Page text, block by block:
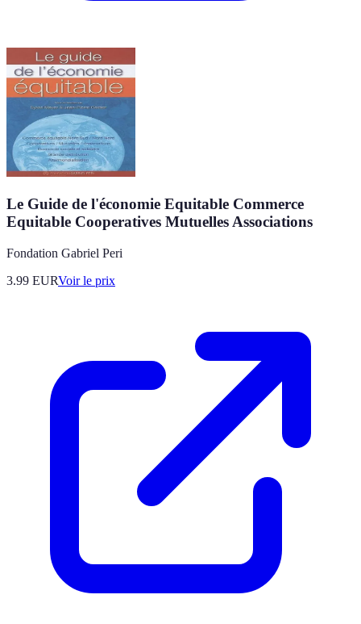
Le Guide de l'économie Equitable Commerce
Equitable Cooperatives Mutuelles Associations
Fondation Gabriel Peri
3.99 EURVoir le prix